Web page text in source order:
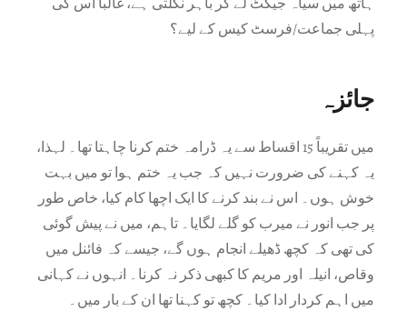
پہلی جماعت/فرسٹ کیس کے لیے؟
جائزہ
میں تقریباً 15 اقساط سے یہ ڈرامہ ختم کرنا چاہتا تھا۔ لہذا،
یہ کہنے کی ضرورت نہیں کہ جب یہ ختم ہوا تو میں بہت
خوش ہوں۔ اس نے بند کرنے کا ایک اچھا کام کیا، خاص طور
پر جب انور نے میرب کو گلے لگایا۔ تاہم، میں نے پیش گوئی
کی تھی کہ کچھ ڈھیلے انجام ہوں گے، جیسے کہ فائنل میں
وقاص، انیلہ اور مریم کا کبھی ذکر نہ کرنا۔ انہوں نے کہانی
میں اہم کردار ادا کیا۔ کچھ تو کہنا تھا ان کے بار میں۔